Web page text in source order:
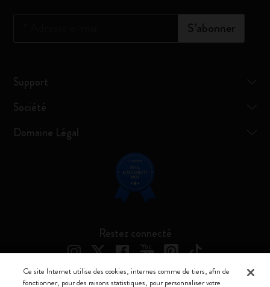
S’abonner
Support
Société
Domaine Légal
Restez connecté
Ce site Internet utilise des cookies, internes comme de tiers, afin de
fonctionner, pour des raisons statistiques, pour personnaliser votre